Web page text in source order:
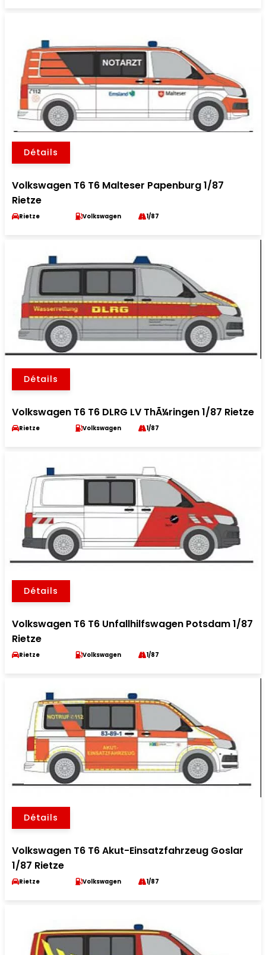
Détails
Volkswagen T6 T6 Malteser Papenburg 1/87
Rietze
Rietze Volkswagen 1/87
Détails
Volkswagen T6 T6 DLRG LV ThÃ¼ringen 1/87 Rietze
Rietze Volkswagen 1/87
Détails
Volkswagen T6 T6 Unfallhilfswagen Potsdam 1/87
Rietze
Rietze Volkswagen 1/87
Détails
Volkswagen T6 T6 Akut-Einsatzfahrzeug Goslar
1/87 Rietze
Rietze Volkswagen 1/87